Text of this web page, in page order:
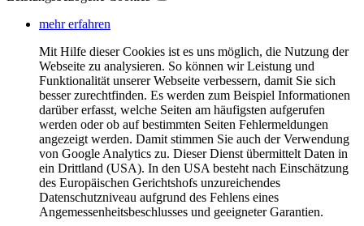
mehr erfahren
Mit Hilfe dieser Cookies ist es uns möglich, die Nutzung der
Webseite zu analysieren. So können wir Leistung und
Funktionalität unserer Webseite verbessern, damit Sie sich
besser zurechtfinden. Es werden zum Beispiel Informationen
darüber erfasst, welche Seiten am häufigsten aufgerufen
werden oder ob auf bestimmten Seiten Fehlermeldungen
angezeigt werden. Damit stimmen Sie auch der Verwendung
von Google Analytics zu. Dieser Dienst übermittelt Daten in
ein Drittland (USA). In den USA besteht nach Einschätzung
des Europäischen Gerichtshofs unzureichendes
Datenschutzniveau aufgrund des Fehlens eines
Angemessenheitsbeschlusses und geeigneter Garantien.